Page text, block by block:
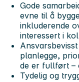
Gode
evne til å
inkluderende
interessert i
planlegge,
de er fullført –
Tydelig og